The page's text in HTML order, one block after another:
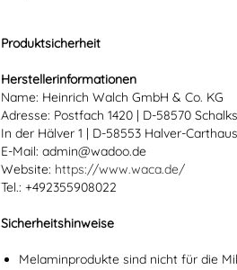
Produktsicherheit
Herstellerinformationen
Name: Heinrich Walch GmbH & Co. KG
Adresse: Postfach 1420 | D-58570
In der Hälver 1 | D-58553 Halver-
E-Mail: admin@wadoo.de
Website: https://www.waca.de/
Tel.: +492355908022
Sicherheitshinweise
Melaminprodukte sind nicht für die